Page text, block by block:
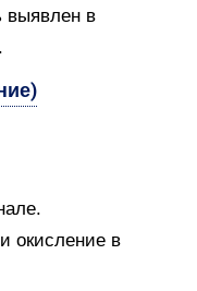
выявлен в
окисление в